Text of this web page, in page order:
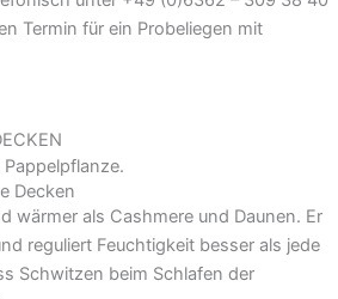
Termin für ein Probeliegen mit
Decken
wärmer als Cashmere und Daunen. Er
reguliert Feuchtigkeit besser als jede
Schwitzen beim Schlafen der